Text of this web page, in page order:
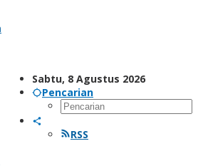
Sabtu, 8 Agustus 2026
Pencarian
RSS